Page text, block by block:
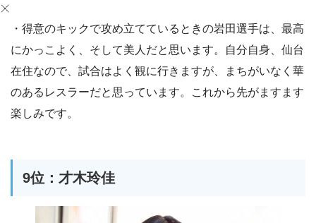
・得意のキックで攻め立てているときの岩田選手は、最高
にかっこよく、そして美人だと思います。自分自身、仙台
在住なので、試合はよく観に行きますが、まちがいなく華
のあるレスラーだと思っています。これから先がますます
楽しみです。
9位：才木玲佳